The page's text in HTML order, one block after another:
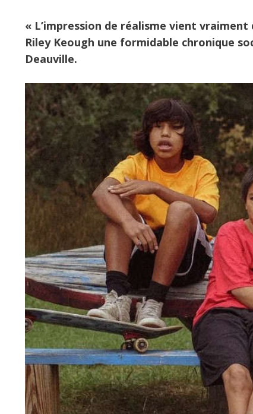
« L’impression de réalisme vient
Riley Keough une formidable chronique
Deauville.